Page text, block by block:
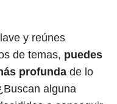
y reúnes
de temas, puedes
profunda de lo
alguna